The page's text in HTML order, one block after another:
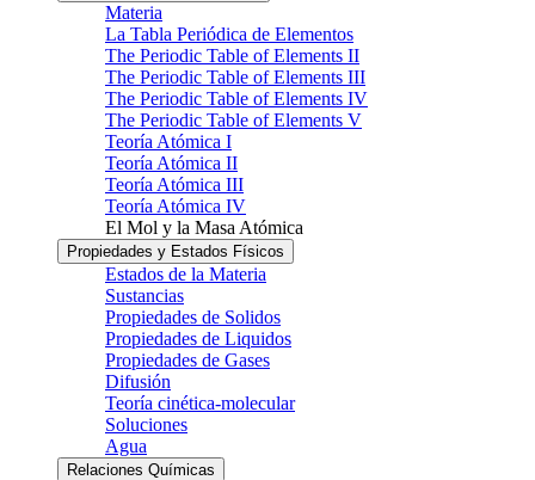
Materia
La Tabla Periódica de Elementos
The Periodic Table of Elements II
The Periodic Table of Elements III
The Periodic Table of Elements IV
The Periodic Table of Elements V
Teoría Atómica I
Teoría Atómica II
Teoría Atómica III
Teoría Atómica IV
El Mol y la Masa Atómica
Propiedades y Estados Físicos
Estados de la Materia
Sustancias
Propiedades de Solidos
Propiedades de Liquidos
Propiedades de Gases
Difusión
Teoría cinética-molecular
Soluciones
Agua
Relaciones Químicas